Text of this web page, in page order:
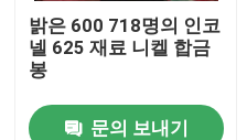
밝은 600 718명의 인코
넬 625 재료 니켈 합금
봉
문의 보내기